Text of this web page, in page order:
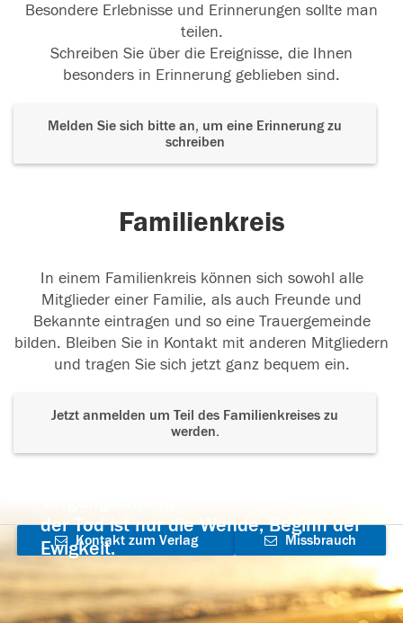
Besondere Erlebnisse und Erinnerungen sollte man
teilen.
Schreiben Sie über die Ereignisse, die Ihnen
besonders in Erinnerung geblieben sind.
Melden Sie sich bitte an, um eine Erinnerung zu
schreiben
Familienkreis
In einem Familienkreis können sich sowohl alle
Mitglieder einer Familie, als auch Freunde und
Bekannte eintragen und so eine Trauergemeinde
bilden. Bleiben Sie in Kontakt mit anderen Mitgliedern
und tragen Sie sich jetzt ganz bequem ein.
Jetzt anmelden um Teil des Familienkreises zu
werden.
der Tod ist nur die Wende, Beginn der
Ewigkeit.
Kontakt zum Verlag
aufnehmen
Missbrauch